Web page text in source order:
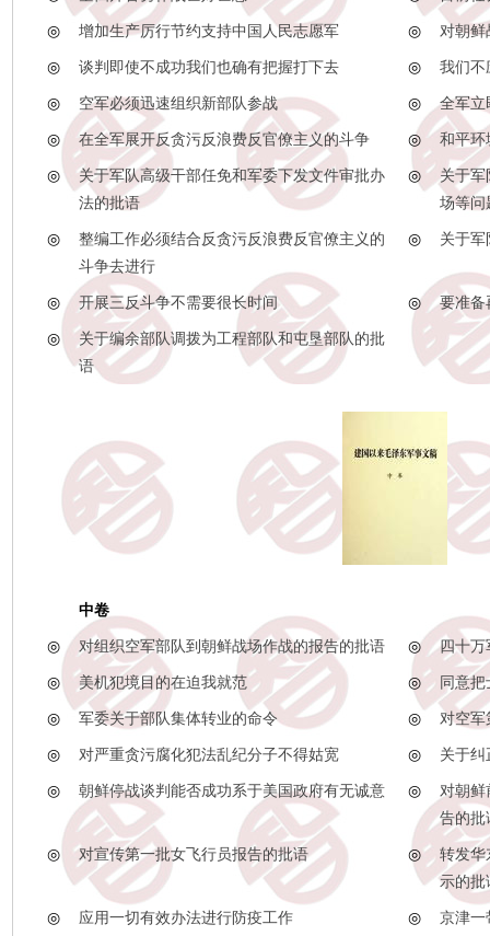
◎ 增加生产厉行节约支持中国人民志愿军 ◎ 对朝鲜
◎ 谈判即使不成功我们也确有把握打下去 ◎ 我们不
◎ 空军必须迅速组织新部队参战 ◎ 全军立
◎ 在全军展开反贪污反浪费反官僚主义的斗争 ◎ 和平环
◎
关于军队高级干部任免和军委下发文件审批办
法的批语
◎
关于
场等问
◎
整编工作必须结合反贪污反浪费反官僚主义的
斗争去进行
◎ 关于
◎ 开展三反斗争不需要很长时间 ◎ 要准备
◎
关于编余部队调拨为工程部队和屯垦部队的批
语
中卷
◎ 对组织空军部队到朝鲜战场作战的报告的批语 ◎ 四十万
◎ 美机犯境目的在迫我就范 ◎ 同意
◎ 军委关于部队集体转业的命令 ◎ 对空军
◎ 对严重贪污腐化犯法乱纪分子不得姑宽 ◎ 关于纠
◎ 朝鲜停战谈判能否成功系于美国政府有无诚意 ◎
对朝
告的批
◎ 对宣传第一批女飞行员报告的批语 ◎
转发华
示的批
◎ 应用一切有效办法进行防疫工作 ◎ 京津一